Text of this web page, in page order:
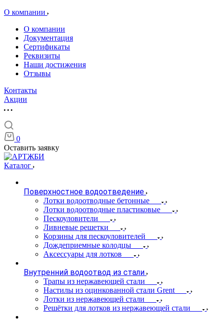
О компании
О компании
Документация
Сертификаты
Реквизиты
Наши достижения
Отзывы
Контакты
Акции
0
Оставить заявку
Каталог
Поверхностное водоотведение
Лотки водоотводные бетонные
Лотки водоотводные пластиковые
Пескоуловители
Ливневые решетки
Корзины для пескоуловителей
Дождеприемные колодцы
Аксессуары для лотков
Внутренний водоотвод из стали
Трапы из нержавеющей стали
Настилы из оцинкованной стали Grent
Лотки из нержавеющей стали
Решётки для лотков из нержавеющей стали